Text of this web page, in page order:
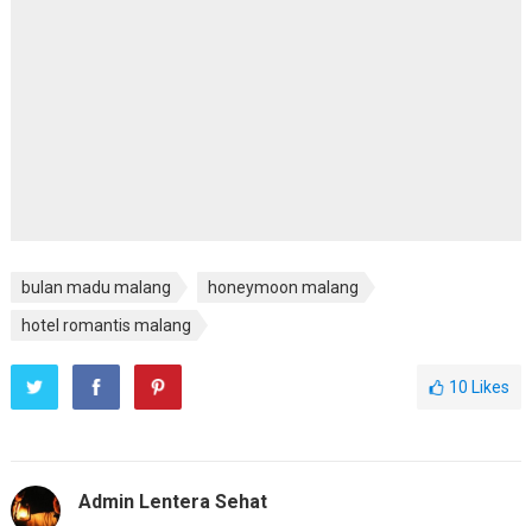
bulan madu malang
honeymoon malang
hotel romantis malang
10 Likes
Admin Lentera Sehat